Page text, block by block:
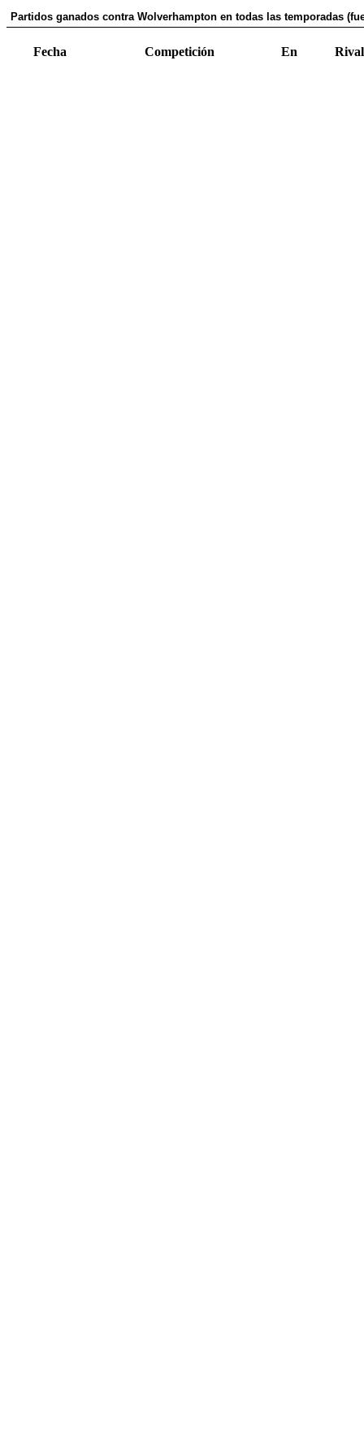
Partidos ganados contra Wolverhampton en todas las temporadas
Fecha Competición En Rival